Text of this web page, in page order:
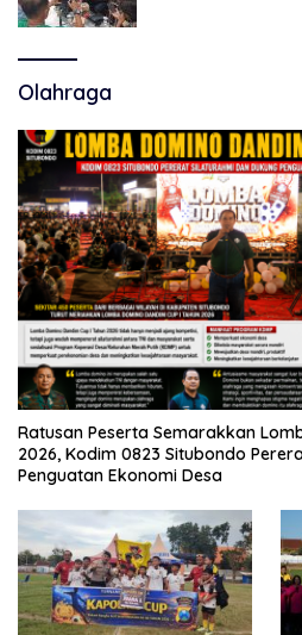
Olahraga
Ratusan Peserta Semarakkan
2026, Kodim 0823 Situbondo
Penguatan Ekonomi Desa